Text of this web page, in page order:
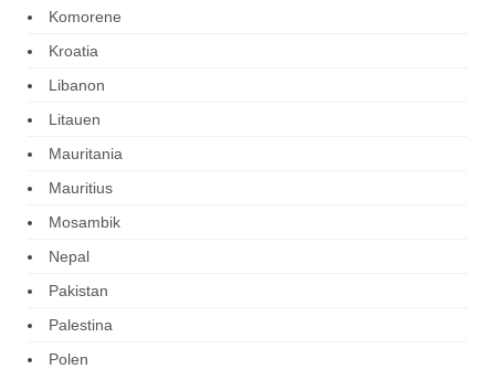
Komorene
Kroatia
Libanon
Litauen
Mauritania
Mauritius
Mosambik
Nepal
Pakistan
Palestina
Polen